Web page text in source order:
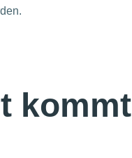
kommt